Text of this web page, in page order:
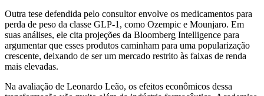
Outra tese defendida pelo consultor envolve os medicamentos para
perda de peso da classe GLP-1, como Ozempic e Mounjaro. Em
suas análises, ele cita projeções da Bloomberg Intelligence para
argumentar que esses produtos caminham para uma popularização
crescente, deixando de ser um mercado restrito às faixas de renda
mais elevadas.
Na avaliação de Leonardo Leão, os efeitos econômicos dessa